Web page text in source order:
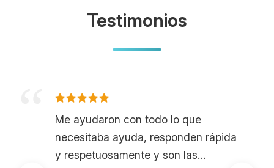
Testimonios
Me ayudaron con todo lo que
necesitaba ayuda, responden rápida
y respetuosamente y son las